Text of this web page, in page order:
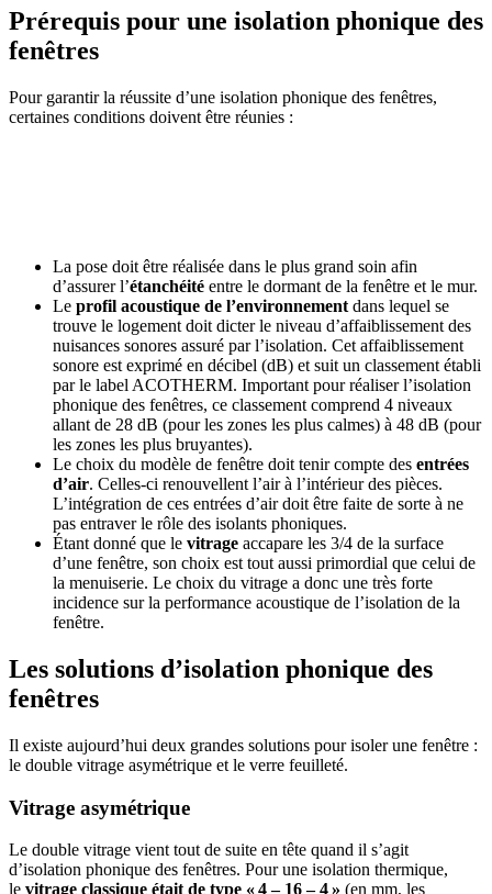
Prérequis pour une isolation phonique des
fenêtres
Pour garantir la réussite d’une isolation phonique des fenêtres,
certaines conditions doivent être réunies :
La pose doit être réalisée dans le plus grand soin afin
d’assurer l’étanchéité entre le dormant de la fenêtre et le mur.
Le profil acoustique de l’environnement dans lequel se
trouve le logement doit dicter le niveau d’affaiblissement des
nuisances sonores assuré par l’isolation. Cet affaiblissement
sonore est exprimé en décibel (dB) et suit un classement établi
par le label ACOTHERM. Important pour réaliser l’isolation
phonique des fenêtres, ce classement comprend 4 niveaux
allant de 28 dB (pour les zones les plus calmes) à 48 dB (pour
les zones les plus bruyantes).
Le choix du modèle de fenêtre doit tenir compte des entrées
d’air. Celles-ci renouvellent l’air à l’intérieur des pièces.
L’intégration de ces entrées d’air doit être faite de sorte à ne
pas entraver le rôle des isolants phoniques.
Étant donné que le vitrage accapare les 3/4 de la surface
d’une fenêtre, son choix est tout aussi primordial que celui de
la menuiserie. Le choix du vitrage a donc une très forte
incidence sur la performance acoustique de l’isolation de la
fenêtre.
Les solutions d’isolation phonique des
fenêtres
Il existe aujourd’hui deux grandes solutions pour isoler une fenêtre :
le double vitrage asymétrique et le verre feuilleté.
Vitrage asymétrique
Le double vitrage vient tout de suite en tête quand il s’agit
d’isolation phonique des fenêtres. Pour une isolation thermique,
le vitrage classique était de type « 4 – 16 – 4 » (en mm, les